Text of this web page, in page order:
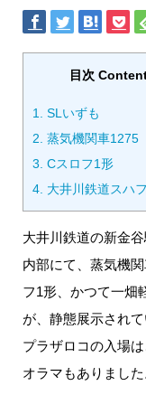
目次
1.
SLいずも
2. 蒸気機関車1275
3. Cスロフ1形
4. 大井川鉄道スハ
大井川鉄道の新金
内部にて、蒸気機
フ1形、かつて一畑
が、静態展示されて
プラザロコの入場
オラマもありました